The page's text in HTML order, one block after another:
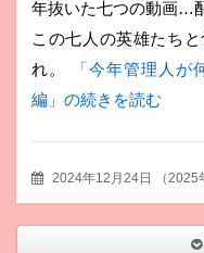
年抜いた七つの動画…
この七人の英雄たち
れ。
「今年管理人
編」の続きを読む
2024年12月24日 （ 2025